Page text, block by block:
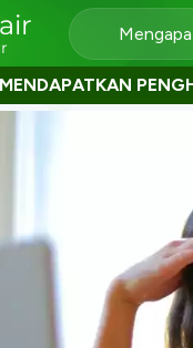
MENDAPATKAN